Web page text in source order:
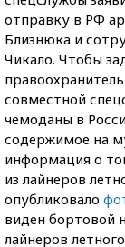
отправку в РФ
Близнюка и
Чикало. Чтобы
совместной
чемоданы в
содержимое на
информация о
из лайнеров
опубликовало
виден бортовой
лайнеров